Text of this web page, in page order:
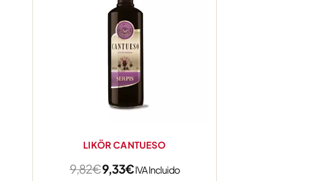
LIKÖR CANTUESO
9,82€9,33€IVA Incluido